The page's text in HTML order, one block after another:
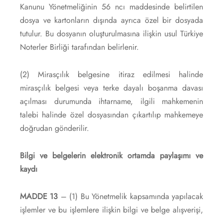
Kanunu Yönetmeliğinin 56 ncı maddesinde belirtilen
dosya ve kartonların dışında ayrıca özel bir dosyada
tutulur. Bu dosyanın oluşturulmasına ilişkin usul Türkiye
Noterler Birliği tarafından belirlenir.
(2) Mirasçılık belgesine itiraz edilmesi halinde
mirasçılık belgesi veya terke dayalı boşanma davası
açılması durumunda ihtarname, ilgili mahkemenin
talebi halinde özel dosyasından çıkartılıp mahkemeye
doğrudan gönderilir.
Bilgi ve belgelerin elektronik ortamda paylaşımı ve
kaydı
MADDE 13 – (1) Bu Yönetmelik kapsamında yapılacak
işlemler ve bu işlemlere ilişkin bilgi ve belge alışverişi,